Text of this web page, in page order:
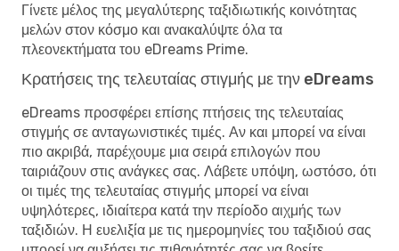
Γίνετε μέλος της μεγαλύτερης ταξιδιωτικής κοινότητας
μελών στον κόσμο και ανακαλύψτε όλα τα
πλεονεκτήματα του eDreams Prime.
Κρατήσεις της τελευταίας στιγμής με την eDreams
eDreams προσφέρει επίσης πτήσεις της τελευταίας
στιγμής σε ανταγωνιστικές τιμές. Αν και μπορεί να είναι
πιο ακριβά, παρέχουμε μια σειρά επιλογών που
ταιριάζουν στις ανάγκες σας. Λάβετε υπόψη, ωστόσο, ότι
οι τιμές της τελευταίας στιγμής μπορεί να είναι
υψηλότερες, ιδιαίτερα κατά την περίοδο αιχμής των
ταξιδιών. Η ευελιξία με τις ημερομηνίες του ταξιδιού σας